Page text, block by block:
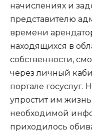
начислениях и
представителю
времени
находящихся в
собственности,
через личный
портале госуслуг.
упростит им
необходимой
приходилось